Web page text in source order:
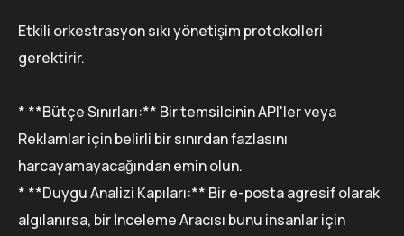
Etkili orkestrasyon sıkı yönetişim protokolleri
gerektirir.
* **Bütçe Sınırları:** Bir temsilcinin API'ler veya
Reklamlar için belirli bir sınırdan fazlasını
harcayamayacağından emin olun.
* **Duygu Analizi Kapıları:** Bir e-posta agresif olarak
algılanırsa, bir İnceleme Aracısı bunu insanlar için